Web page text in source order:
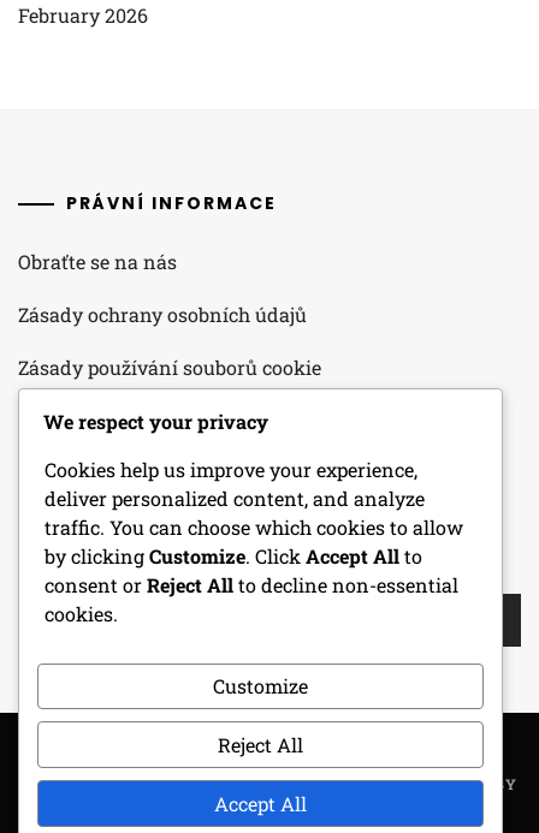
February 2026
PRÁVNÍ INFORMACE
Obraťte se na nás
Zásady ochrany osobních údajů
Zásady používání souborů cookie
Podmínky služby
Náš příběh
HLEDAT
Search
COPYRIGHT ALL RIGHTS RESERVED|THEME: METROGIST BY
UNITEDTHEME
We respect your privacy
Cookies help us improve your experience,
deliver personalized content, and analyze
traffic. You can choose which cookies to allow
by clickingCustomize. Click Accept Allto
consent orReject Allto decline non-essential
cookies.
Customize
Reject All
Accept All